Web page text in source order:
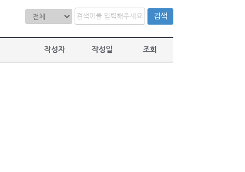
검색
작성자 작성일 조회